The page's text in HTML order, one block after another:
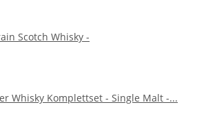
Scotch Whisky -